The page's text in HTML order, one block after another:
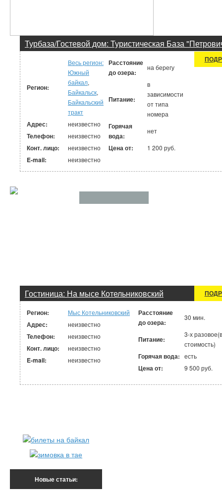
Турбаза/Гостевой дом: Туристическая База
Регион:
Весь регион:
Южный
байкал,
Байкальск,
Байкальский
тракт
Адрес: неизвестно
Телефон: неизвестно
Конт. лицо: неизвестно
E-mail: неизвестно
Расстояние
до озера:
на берегу
Питание:
в
зависимости
от типа
номера
Горячая
вода:
нет
Цена от: 1 200 руб.
Гостиница: На мысе Котельниковский
Регион: Мыс Котельниковский
Адрес: неизвестно
Телефон: неизвестно
Конт. лицо: неизвестно
E-mail: неизвестно
Расстояние
до озера:
30 мин.
Питание:
3-х
стоимость)
Горячая вода: есть
Цена от: 9 500 руб.
Новые статьи: